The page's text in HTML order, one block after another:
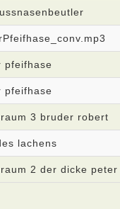
pfeifhase
pfeifhase
3 bruder robert
lachens
2 der dicke peter